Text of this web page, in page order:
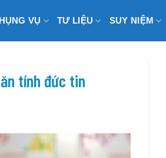
VỤ TƯ LIỆU SUY NIỆM
tính đức tin